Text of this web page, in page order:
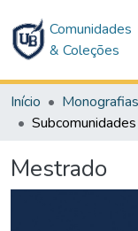
Comunidades
& Coleções
Início
Mestrado